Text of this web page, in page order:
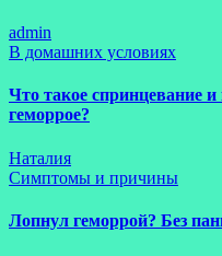
admin
В домашних условиях
Что такое спринцевание
геморрое?
Наталия
Симптомы и причины
Лопнул геморрой? Без